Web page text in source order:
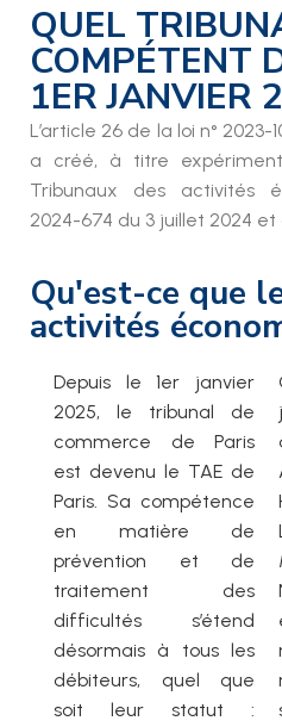
QUEL
COMPÉTENT
1ER JANVIER
L’article 26 de la loi n°
a créé, à titre
Tribunaux des activités
2024-674 du 3 juillet 2024
Qu'est-ce que
activités
Depuis le 1er janvier
2025, le tribunal de
commerce de Paris
est devenu le TAE de
Paris. Sa compétence
en matière de
prévention et de
traitement des
difficultés s’étend
désormais à tous les
débiteurs, quel que
soit leur statut :